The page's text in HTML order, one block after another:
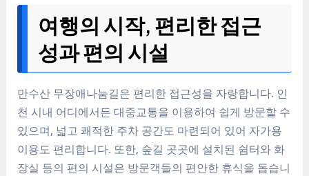
여행의 시작, 편리한 접근
성과 편의 시설
만수산 무장애나눔길은 편리한 접근성을 자랑합니다. 인
천 시내 어디에서든 대중교통을 이용하여 쉽게 방문할 수
있으며, 넓고 쾌적한 주차 공간도 마련되어 있어 자가용
이용도 편리합니다. 또한, 숲길 곳곳에 설치된 쉼터와 화
장실 등의 편의 시설은 방문객들의 편안한 휴식을 돕습니